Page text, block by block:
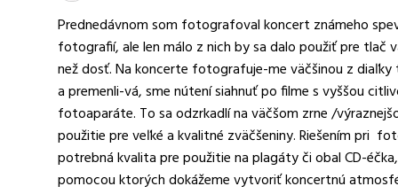
Prednedávnom som fotografoval koncert známeho
fotografií, ale len málo z nich by sa dalo použiť pre
než dosť. Na koncerte fotografuje-me väčšinou z
a premenli-vá, sme nútení siahnuť po filme s vyššou
fotoaparáte. To sa odzrkadlí na väčšom zrne /
použitie pre veľké a kvalitné zväčšeniny. Riešením pri
potrebná kvalita pre použitie na plagáty či obal CD-
pomocou ktorých dokážeme vytvoriť koncertnú